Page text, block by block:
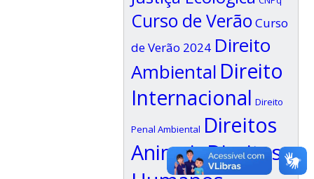
Curso de Verão Curso
de Verão 2024 Direito
Ambiental Direito
Internacional Direito
Penal Ambiental Direitos
AnimaisDireitos